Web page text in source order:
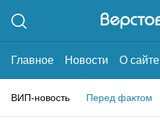
Главное Новости О сайте
ВИП-новость Перед фактом